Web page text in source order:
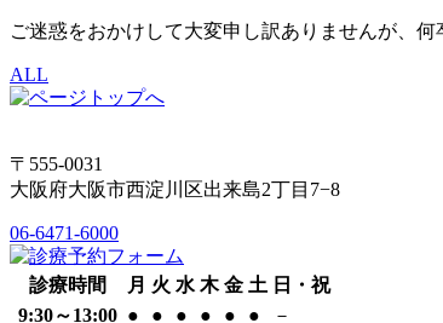
ご迷惑をおかけして大変申し訳ありませんが、何
ALL
〒555-0031
大阪府大阪市西淀川区出来島2丁目7−8
06-6471-6000
診療時間 月 火 水 木 金 土 日・祝
9:30～13:00 ● ● ● ● ● ●
－